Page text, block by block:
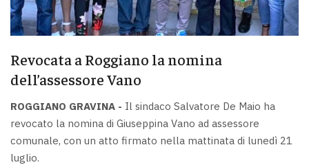
Revocata a Roggiano la nomina
dell’assessore Vano
ROGGIANO GRAVINA - Il sindaco Salvatore De Maio ha
revocato la nomina di Giuseppina Vano ad assessore
comunale, con un atto firmato nella mattinata di lunedì 21
luglio.